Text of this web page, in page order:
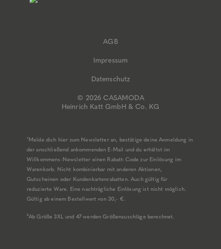
© 2026 CASAMODA
Heinrich Katt GmbH & Co. KG
AGB
Impressum
Datenschutz
¹Melde dich hier zum Newsletter an, bestätige deine Anmeldung in
der anschließend ankommenden E-Mail und du erhältst im
Willkommens-Newsletter einen Rabatt-Code zur Einlösung im
Warenkorb. Nicht kombinierbar mit anderen Aktionen,
Gutscheinen oder Kundenkartenrabatten. Auch gültig für
reduzierte Ware. Eine nachträgliche Einlösung ist nicht möglich.
Gültig ab einem Bestellwert von 30,- €.
²Ab Größe 3XL und 47 werden Größenzuschläge berechnet.